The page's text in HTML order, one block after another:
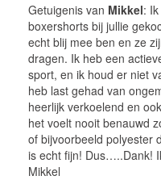
Getuigenis van Mikkel:
boxershorts bij jullie
echt blij mee ben en ze
dragen. Ik heb een
sport, en ik houd er niet
heb last gehad van
heerlijk verkoelend en
het voelt nooit benauwd
of bijvoorbeeld polyester
is echt fijn! Dus…..Dank!
Mikkel